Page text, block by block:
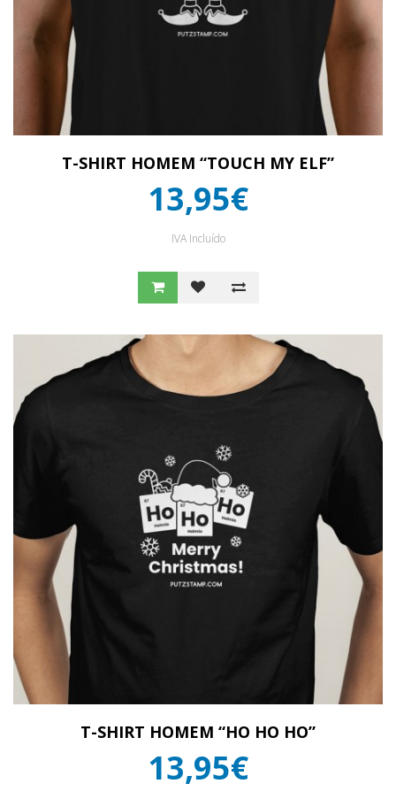
T-SHIRT HOMEM “TOUCH MY ELF”
13,95€
IVA Incluído
T-SHIRT HOMEM “HO HO HO”
13,95€